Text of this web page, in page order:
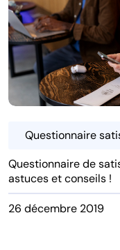
Questionnaire
Questionnaire de
astuces et conseils !
26 décembre 2019